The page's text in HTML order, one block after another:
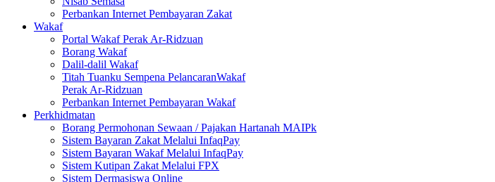
Perbankan Internet Pembayaran Zakat
Wakaf
Portal Wakaf Perak Ar-Ridzuan
Borang Wakaf
Dalil-dalil Wakaf
Titah Tuanku Sempena PelancaranWakaf
Perak Ar-Ridzuan
Perbankan Internet Pembayaran Wakaf
Perkhidmatan
Borang Permohonan Sewaan / Pajakan Hartanah MAIPk
Sistem Bayaran Zakat Melalui InfaqPay
Sistem Bayaran Wakaf Melalui InfaqPay
Sistem Kutipan Zakat Melalui FPX
Sistem Dermasiswa Online